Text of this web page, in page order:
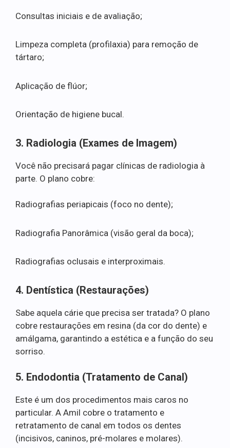
Consultas iniciais e de avaliação;
Limpeza completa (profilaxia) para remoção de
tártaro;
Aplicação de flúor;
Orientação de higiene bucal.
3. Radiologia (Exames de Imagem)
Você não precisará pagar clínicas de radiologia à
parte. O plano cobre:
Radiografias periapicais (foco no dente);
Radiografia Panorâmica (visão geral da boca);
Radiografias oclusais e interproximais.
4. Dentística (Restaurações)
Sabe aquela cárie que precisa ser tratada? O plano
cobre restaurações em resina (da cor do dente) e
amálgama, garantindo a estética e a função do seu
sorriso.
5. Endodontia (Tratamento de Canal)
Este é um dos procedimentos mais caros no
particular. A Amil cobre o tratamento e
retratamento de canal em todos os dentes
(incisivos, caninos, pré-molares e molares).